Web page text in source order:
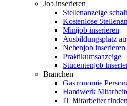
Job inserieren
Stellenanzeige
Kostenlose
Minijob inserieren
Ausbildungsplatz
Nebenjob inserieren
Praktikumsanzeige
Studentenjob
Branchen
Gastronomie
Handwerk
IT Mitarbeiter finden